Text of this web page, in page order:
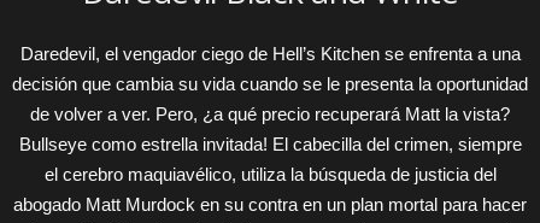
Daredevil, el vengador ciego de Hell’s Kitchen se enfrenta a una
decisión que cambia su vida cuando se le presenta la oportunidad
de volver a ver. Pero, ¿a qué precio recuperará Matt la vista?
Bullseye como estrella invitada! El cabecilla del crimen, siempre
el cerebro maquiavélico, utiliza la búsqueda de justicia del
abogado Matt Murdock en su contra en un plan mortal para hacer